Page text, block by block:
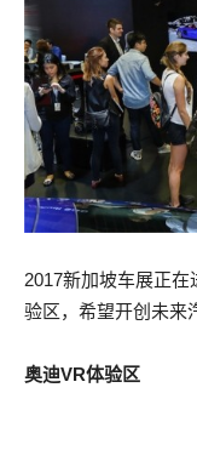
2017新加坡车展正
验区，希望开创未来
奥迪VR体验区